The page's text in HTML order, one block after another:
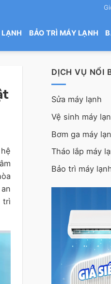
BẢO TRÌ MÁY LẠNH
trì
DỊCH VỤ NỔI
Sửa máy lạnh
Vệ sinh máy
Bơm ga máy
Tháo lắp máy
Bảo trì máy